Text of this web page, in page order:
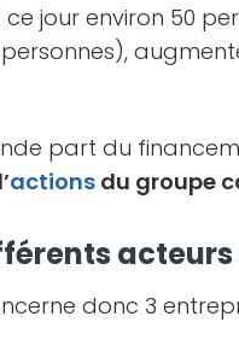
ce jour environ 50
personnes),
part du
actions du groupe
donc 3